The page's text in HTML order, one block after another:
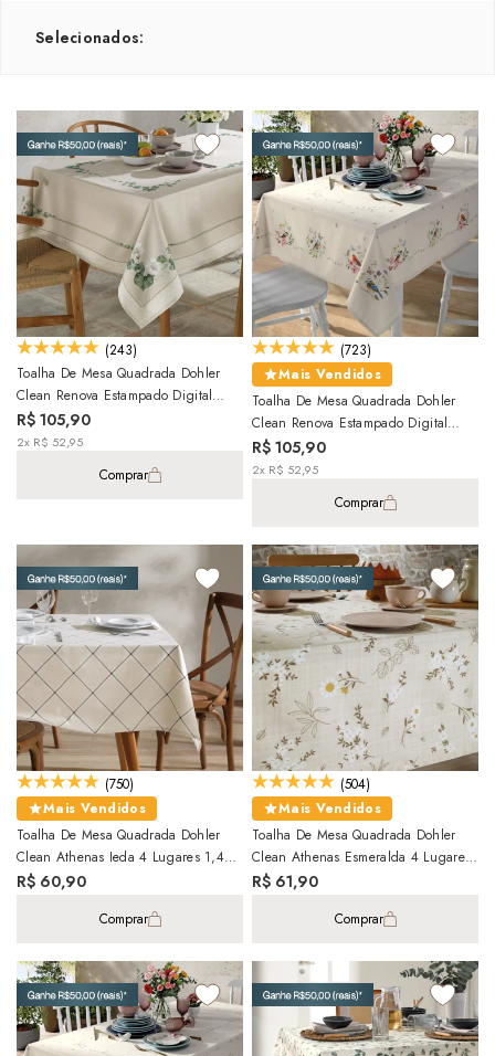
Selecionados:
(243)
Toalha De Mesa Quadrada Dohler
Clean Renova Estampado Digital
Botânica Flores 8 Lugares 1,80m X
1,80m
R$ 105,90
2x R$ 52,95
Comprar
(723)
Mais Vendidos
Toalha De Mesa Quadrada Dohler
Clean Renova Estampado Digital
Jardim 8 Lugares 1,80m X 1,80m
R$ 105,90
2x R$ 52,95
Comprar
(750)
Mais Vendidos
Toalha De Mesa Quadrada Dohler
Clean Athenas Ieda 4 Lugares 1,40m
X 1,40m
R$ 60,90
Comprar
(504)
Mais Vendidos
Toalha De Mesa Quadrada Dohler
Clean Athenas Esmeralda 4 Lugares
1,40m X 1,40m
R$ 61,90
Comprar